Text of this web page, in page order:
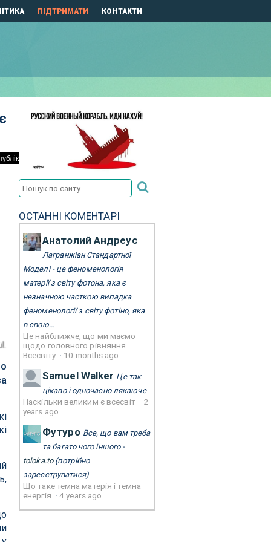
ПІДТРИМАТИ КОНТАКТИ
ОСТАННІ КОМЕНТАРІ
Анатолий Андреус
Лагранжіан Стандартної
Моделі - це феноменологія
матерії з світу фотона, яка є
незначною часткою випадка
феноменології з світу фотіно, яка
в свою...
Це найближче, що ми маємо
щодо головного рівняння
Всесвіту · 10 months ago
Samuel Walker Це так
цікаво і одночасно лякаюче
Наскільки великим є всесвіт · 2
years ago
Футуро Все, що вам треба
та багато чого іншого -
toloka.to(потрібно
зареєструватися)
Що таке темна матерія і темна
енергія ·4 years ago